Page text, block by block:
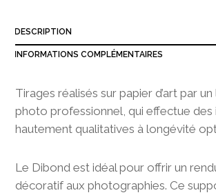
0
0
DESCRIPTION
INFORMATIONS COMPLÉMENTAIRES
Tirages réalisés sur papier d’art par
photo professionnel, qui effectue des
hautement qualitatives à longévité
Le Dibond est idéal pour offrir un
décoratif aux photographies. Ce